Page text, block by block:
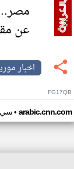
عن
اخبار
FG17QB
سي• arabic.cnn.com